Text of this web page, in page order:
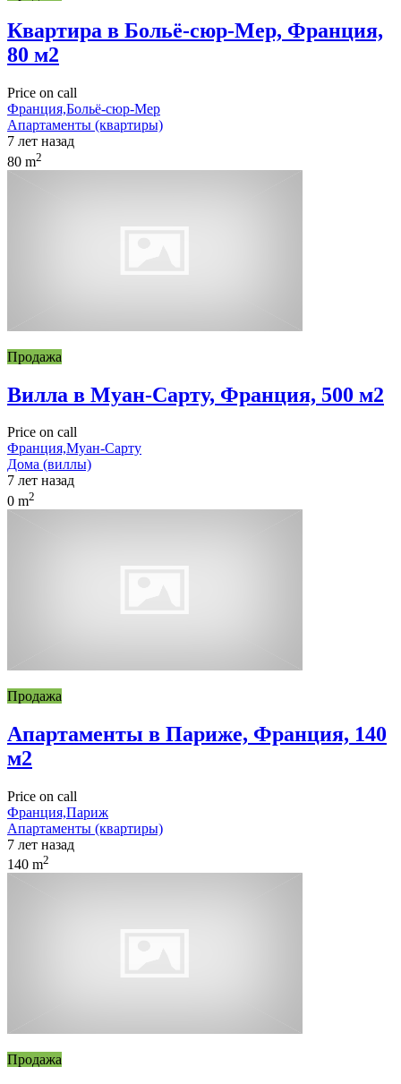
Квартира в Больё-сюр-Мер, Франция,
80 м2
Price on call
Франция,Больё-сюр-Мер
Апартаменты (квартиры)
7 лет назад
80 m2
Продажа
Вилла в Муан-Сарту, Франция, 500 м2
Price on call
Франция,Муан-Сарту
Дома (виллы)
7 лет назад
0 m2
Продажа
Апартаменты в Париже, Франция, 140
м2
Price on call
Франция,Париж
Апартаменты (квартиры)
7 лет назад
140 m2
Продажа